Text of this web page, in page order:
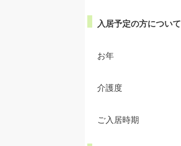
入居予定の方について
お年
介護度
ご入居時期